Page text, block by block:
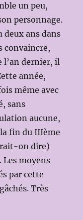
un peu,
personnage.
deux ans dans
convaincre,
l’an dernier, il
année,
même avec
sans
aucune,
fin du IIIème
on dire)
moyens
par cette
Très